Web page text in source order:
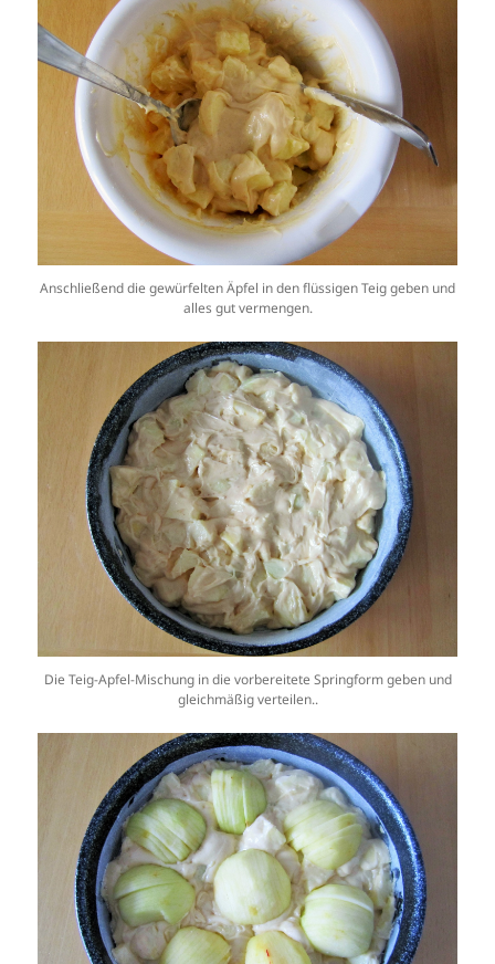
Anschließend die gewürfelten Äpfel in den flüssigen Teig geben und
alles gut vermengen.
Die Teig-Apfel-Mischung in die vorbereitete Springform geben und
gleichmäßig verteilen..